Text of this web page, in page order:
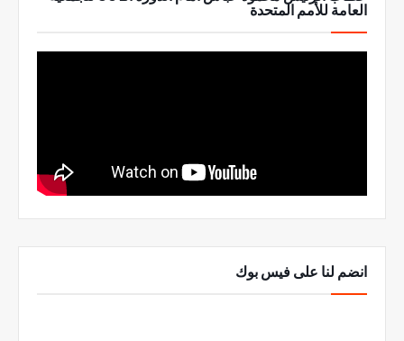
العامة للأمم المتحدة
انضم لنا على فيس بوك